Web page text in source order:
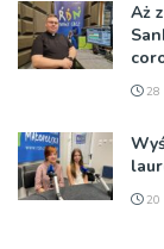
Aż
28
20